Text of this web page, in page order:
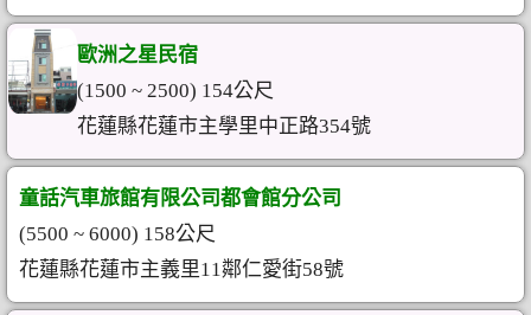
歐洲之星民宿
(1500 ~ 2500) 154公尺
花蓮縣花蓮市主學里中正路354號
童話汽車旅館有限公司都會館分公司
(5500 ~ 6000) 158公尺
花蓮縣花蓮市主義里11鄰仁愛街58號